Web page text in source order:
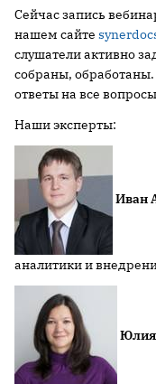
Сейчас запись
нашем сайте
слушатели активно
собраны,
ответы на все
Наши эксперты:
Иван
аналитики и
Юлия